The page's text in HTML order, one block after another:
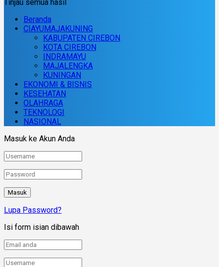
Tinjau semua hasil
Beranda
CIAYUMAJAKUNING
KABUPATEN CIREBON
KOTA CIREBON
INDRAMAYU
MAJALENGKA
KUNINGAN
EKONOMI & BISNIS
KESEHATAN
OLAHRAGA
TEKNOLOGI
NASIONAL
Masuk ke Akun Anda
Lupa Password?
Isi form isian dibawah